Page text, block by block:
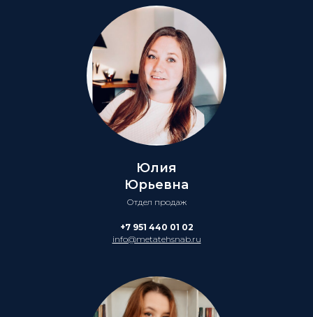
Юлия
Юрьевна
Отдел продаж
+7 951 440 01 02
info@metatehsnab.ru